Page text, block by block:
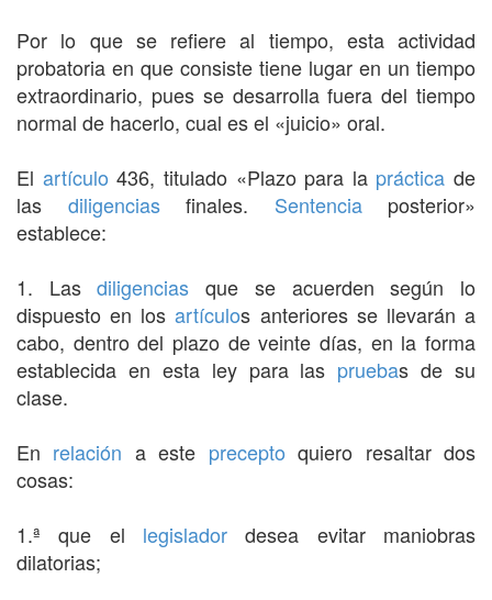
Por lo que se refiere al tiempo, esta actividad
probatoria en que consiste tiene lugar en un tiempo
extraordinario, pues se desarrolla fuera del tiempo
normal de hacerlo, cual es el «juicio» oral.
El artículo 436, titulado «Plazo para la práctica de
las diligenciasfinales. Sentenciaposterior»
establece:
1. Lasdiligencias que se acuerden según lo
dispuesto en losartículos anteriores se llevarán a
cabo, dentro del plazo de veinte días, en la forma
establecida en esta ley para las pruebas de su
clase.
En relación a este precepto quiero resaltar dos
cosas:
1.ª que el legislador desea evitar maniobras
dilatorias;